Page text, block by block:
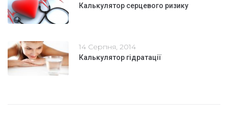
Калькулятор серцевого ризику
14 Серпня, 2014
Калькулятор гідратації